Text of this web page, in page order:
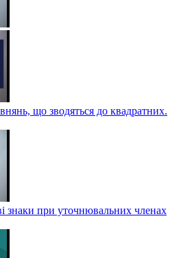
що зводяться до квадратних.
знаки при уточнювальних членах